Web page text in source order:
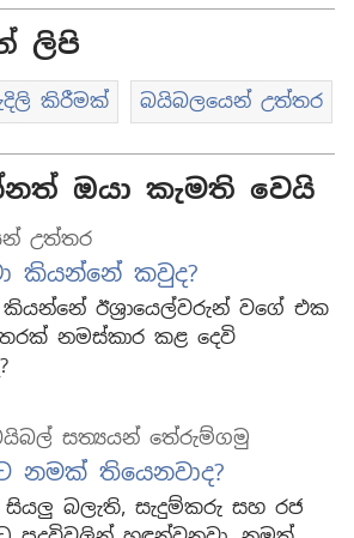
ලිපි
කිරීමක් බයිබලයෙන් උත්තර
ඔයා කැමති වෙයි
උත්තර
කියන්නේ කවුද?
කියන්නේ ඊශ්‍රායෙල්වරුන් වගේ එක
නමස්කාර කළ දෙවි
සත්‍යයන් තේරුම්ගමු
නමක් තියෙනවාද?
සියලු බලැති, සැදුම්කරු සහ රජ